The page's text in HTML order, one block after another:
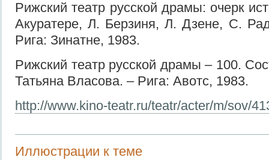
Рижский театр русской драмы: очерк
Акуратере, Л. Берзиня, Л. Дзене, С.
Рига: Зинатне, 1983.
Рижский театр русской драмы – 100.
Татьяна Власова. – Рига: Авотс, 1983.
http://www.kino-teatr.ru/teatr/acter/m/sov/
Иллюстрации к теме